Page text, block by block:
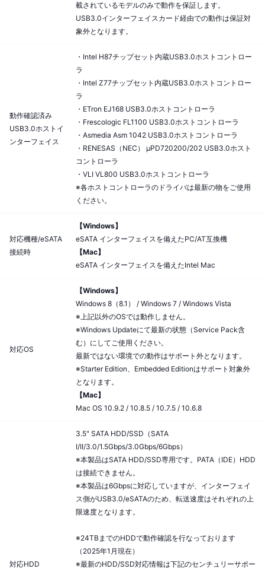
載されているモデルのみで動作を保証します。
USB3.0インターフェイスカード経由での動作は保証対
象外となります。
動作確認済み
USB3.0ホストイ
ンターフェイス
・Intel H87チップセット内蔵USB3.0ホストコントロー
ラ
・Intel Z77チップセット内蔵USB3.0ホストコントロー
ラ
・ETron EJ168 USB3.0ホストコントローラ
・Frescologic FL1100 USB3.0ホストコントローラ
・Asmedia Asm 1042 USB3.0ホストコントローラ
・RENESAS（NEC） μPD720200/202 USB3.0ホスト
コントローラ
・VLI VL800 USB3.0ホストコントローラ
※各ホストコントローラのドライバは最新の物をご使用
ください。
対応機種/eSATA
接続時
【Windows】
eSATA インターフェイスを備えたPC/AT互換機
【Mac】
eSATA インターフェイスを備えたIntel Mac
対応OS
【Windows】
Windows 8（8.1） / Windows 7 / Windows Vista
※上記以外のOSでは動作しません。
※Windows Updateにて最新の状態（Service Pack含
む）にしてご使用ください。
最新ではない環境での動作はサポート外となります。
※Starter Edition、Embedded Editionはサポート対象外
となります。
【Mac】
Mac OS 10.9.2 / 10.8.5 / 10.7.5 / 10.6.8
対応HDD
3.5" SATA HDD/SSD（SATA
I/II/3.0/1.5Gbps/3.0Gbps/6Gbps）
※本製品はSATA HDD/SSD専用です。PATA（IDE）HDD
は接続できません。
※本製品は6Gbpsに対応していますが、インターフェイ
ス側がUSB3.0/eSATAのため、転送速度はそれぞれの上
限速度となります。
※24TBまでのHDDで動作確認を行なっております
（2025年1月現在）
※最新のHDD/SSD対応情報は下記のセンチュリーサポー